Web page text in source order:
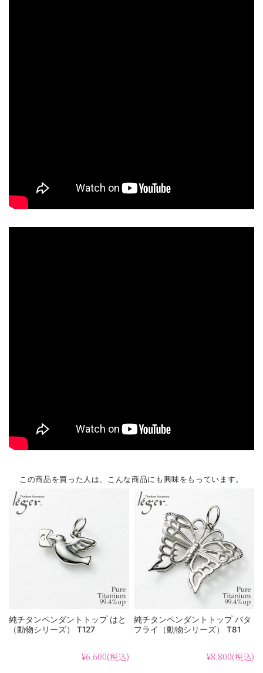
この商品を買った人は、こんな商品にも興味をもっています。
純チタンペンダントトップ はと
（動物シリーズ） T127
¥6,600(税込)
純チタンペンダントトップ バタ
フライ（動物シリーズ） T81
¥8,800(税込)